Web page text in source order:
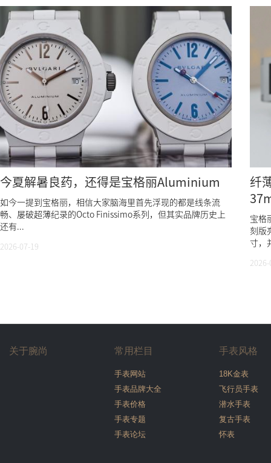
今夏解暑良药，还得是宝格丽Aluminium
如今一提到宝格丽，相信大家脑海里首先浮现的都是线条流
畅、屡破超薄纪录的Octo Finissimo系列，但其实品牌历史上
还有...
2026-07-19
纤
宝格
刻版
寸，
关于腕尚 常用栏目
手表网站
手表品牌大全
手表价格
手表专题
手表论坛
手表风格
18K金表
飞行员手表
潜水手表
复古手表
怀表